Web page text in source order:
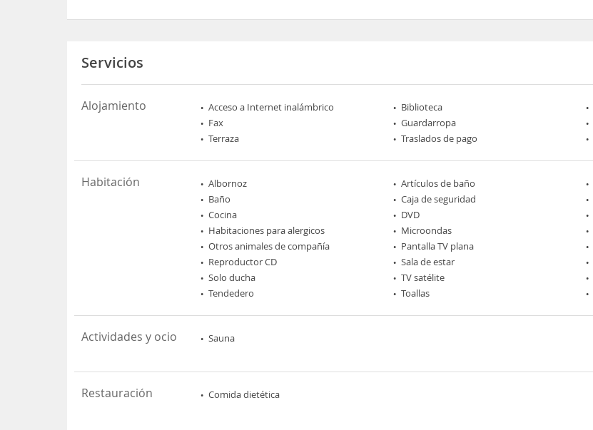
Servicios
Alojamiento Acceso a Internet inalámbrico Biblioteca
Fax
Guardarropa
Terraza
Traslados de pago
Habitación Albornoz Artículos de baño
Baño
Caja de seguridad
Cocina
DVD
Habitaciones para alergicos
Microondas
Otros animales de compañía
Pantalla TV plana
Reproductor CD
Sala de estar
Solo ducha
TV satélite
Tendedero
Toallas
Actividades y ocio Sauna
Restauración Comida dietética